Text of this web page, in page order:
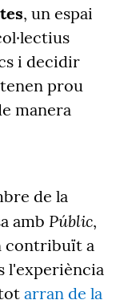
, un espai
i decidir
prou
manera
de la
amb Públic,
contribuït a
l'experiència
arran de la